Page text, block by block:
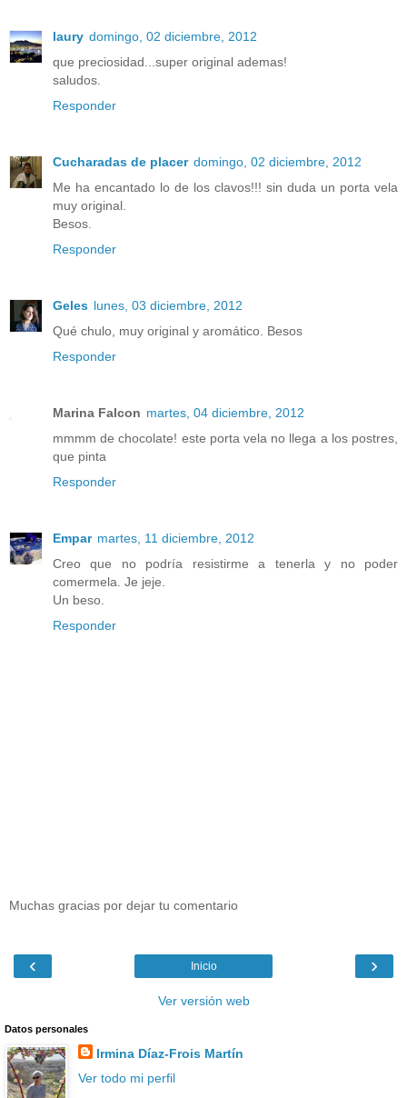
laury domingo, 02 diciembre, 2012
que preciosidad...super original ademas!
saludos.
Responder
Cucharadas de placer domingo, 02 diciembre, 2012
Me ha encantado lo de los clavos!!! sin duda un porta vela
muy original.
Besos.
Responder
Geles lunes, 03 diciembre, 2012
Qué chulo, muy original y aromático. Besos
Responder
Marina Falcon martes, 04 diciembre, 2012
mmmm de chocolate! este porta vela no llega a los postres,
que pinta
Responder
Empar martes, 11 diciembre, 2012
Creo que no podría resistirme a tenerla y no poder
comermela. Je jeje.
Un beso.
Responder
Muchas gracias por dejar tu comentario
‹ ›
Inicio
Ver versión web
Datos personales
Irmina Díaz-Frois Martín
Ver todo mi perfil